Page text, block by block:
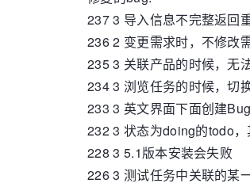
237 3 导入信息不完整返回
236 2 变更需求时，不修改
235 3 关联产品的时候，无
234 3 浏览任务的时候，切
233 3 英文界面下面创建
232 3 状态为doing的todo
228 3 5.1版本安装会失败
226 3 测试任务中关联的某